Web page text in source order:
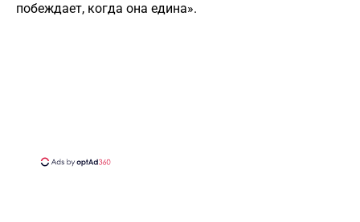
побеждает, когда она едина».